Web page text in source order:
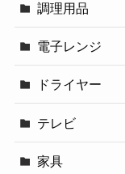
調理用品
電子レンジ
ドライヤー
テレビ
家具